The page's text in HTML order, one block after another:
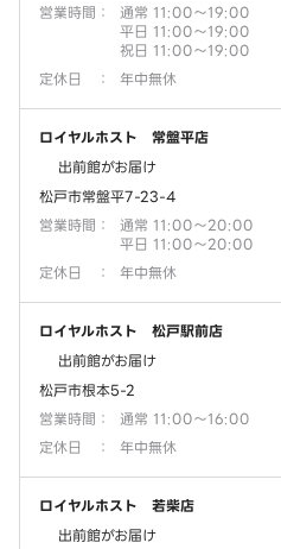
営業時間 ：
通常 11:00～19:00
平日 11:00～19:00
祝日 11:00～19:00
定休日
： 年中無休
ロイヤルホスト 常盤平店
出前館がお届け
松戸市常盤平7-23-4
営業時間 ：
通常 11:00～20:00
平日 11:00～20:00
定休日
： 年中無休
ロイヤルホスト 松戸駅前店
出前館がお届け
松戸市根本5-2
営業時間 ：
通常 11:00～16:00
定休日
： 年中無休
ロイヤルホスト 若柴店
出前館がお届け